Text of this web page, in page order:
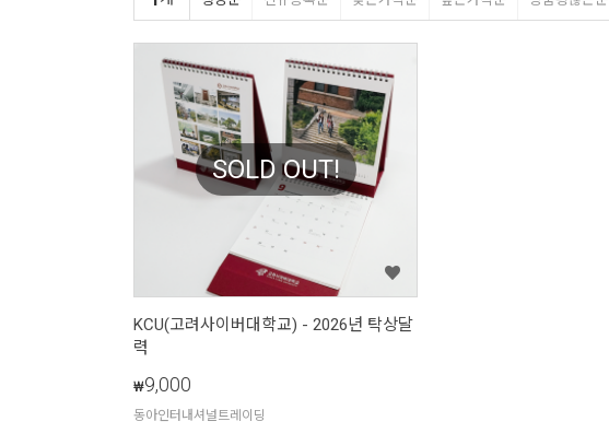
SOLD OUT!
KCU(고려사이버대학교) - 2026년 탁상달
력
₩9,000
동아인터내셔널트레이딩